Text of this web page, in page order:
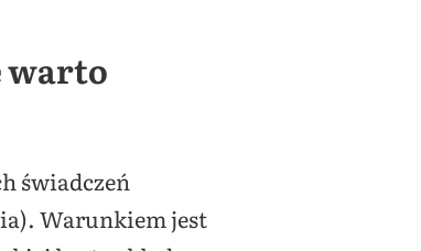
warto
świadczeń
Warunkiem jest